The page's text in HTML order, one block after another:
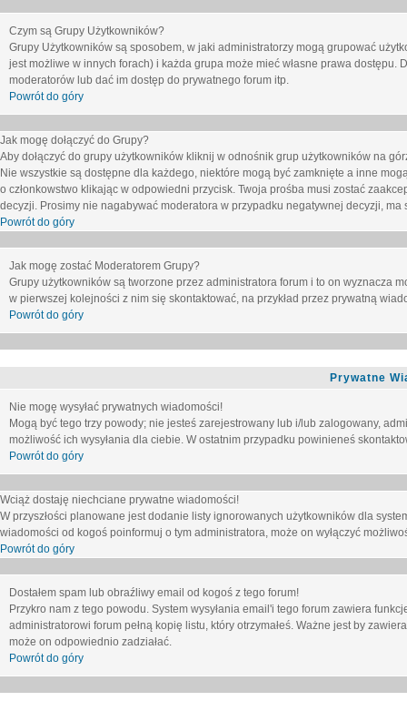
Czym są Grupy Użytkowników?
Grupy Użytkowników są sposobem, w jaki administratorzy mogą grupować
jest możliwe w innych forach) i każda grupa może mieć własne prawa
moderatorów lub dać im dostęp do prywatnego forum itp.
Powrót do góry
Jak mogę dołączyć do Grupy?
Aby dołączyć do grupy użytkowników kliknij w odnośnik grup użytkowników na
Nie wszystkie są dostępne dla każdego, niektóre mogą być zamknięte a inne
o członkowstwo klikając w odpowiedni przycisk. Twoja prośba musi zostać
decyzji. Prosimy nie nagabywać moderatora w przypadku negatywnej decyzji, ma
Powrót do góry
Jak mogę zostać Moderatorem Grupy?
Grupy użytkowników są tworzone przez administratora forum i to on wyznacza
w pierwszej kolejności z nim się skontaktować, na przykład przez prywatną
Powrót do góry
Prywatne
Nie mogę wysyłać prywatnych wiadomości!
Mogą być tego trzy powody; nie jesteś zarejestrowany lub i/lub zalogowany,
możliwość ich wysyłania dla ciebie. W ostatnim przypadku powinieneś
Powrót do góry
Wciąż dostaję niechciane prywatne wiadomości!
W przyszłości planowane jest dodanie listy ignorowanych użytkowników dla
wiadomości od kogoś poinformuj o tym administratora, może on wyłączyć
Powrót do góry
Dostałem spam lub obraźliwy email od kogoś z tego forum!
Przykro nam z tego powodu. System wysyłania email'i tego forum zawiera
administratorowi forum pełną kopię listu, który otrzymałeś. Ważne jest by
może on odpowiednio zadziałać.
Powrót do góry